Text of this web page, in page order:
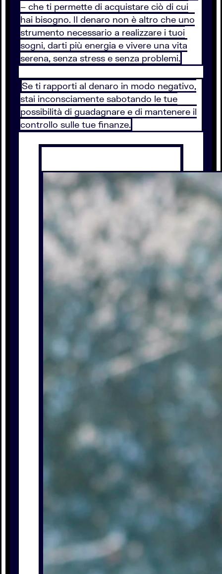
– che ti permette di acquistare ciò di cui
hai bisogno. Il denaro non è altro che uno
strumento necessario a realizzare i tuoi
sogni, darti più energia e vivere una vita
serena, senza stress e senza problemi.
Se ti rapporti al denaro in modo negativo,
stai inconsciamente sabotando le tue
possibilità di guadagnare e di mantenere il
controllo sulle tue finanze.